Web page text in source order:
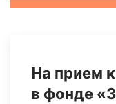
На прием
в фонде